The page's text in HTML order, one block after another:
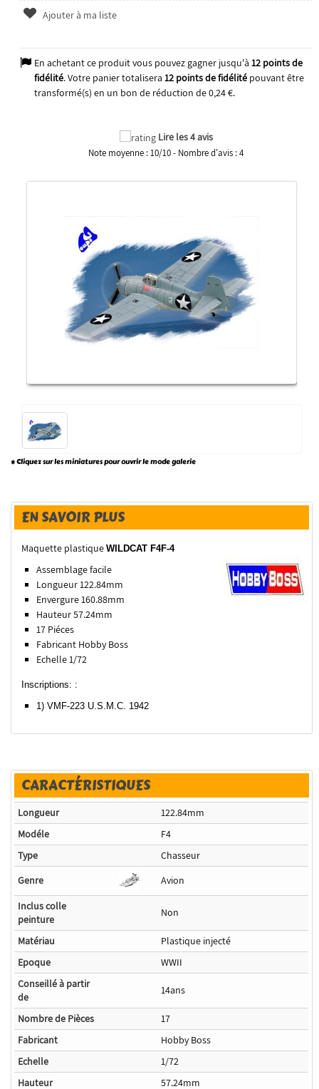
Ajouter à ma liste
En achetant ce produit vous pouvez gagner jusqu'à 12points de
fidélité. Votre panier totalisera 12points de fidélitépouvant être
transformé(s) en un bon de réduction de0,24 €.
Lire les 4 avis
Note moyenne :10/10- Nombre d'avis :4
* Cliquez sur les miniatures pour ouvrir le mode galerie
EN SAVOIR PLUS
Maquette plastiqueWILDCAT F4F-4
Assemblage facile
Longueur 122.84mm
Envergure 160.88mm
Hauteur 57.24mm
17 Piéces
Fabricant Hobby Boss
Echelle 1/72
Inscriptions: :
1) VMF-223 U.S.M.C. 1942
CARACTÉRISTIQUES
Longueur
122.84mm
Modéle
F4
Type
Chasseur
Genre
Avion
Inclus colle
peinture
Non
Matériau
Plastique injecté
Epoque
WWII
Conseillé à partir
de
14ans
Nombre de Pièces
17
Fabricant
Hobby Boss
Echelle
1/72
Hauteur
57.24mm